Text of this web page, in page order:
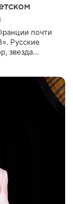
почти
Русские
звезда